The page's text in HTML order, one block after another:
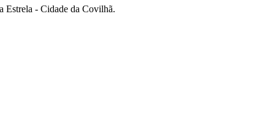
Estrela - Cidade da Covilhã.